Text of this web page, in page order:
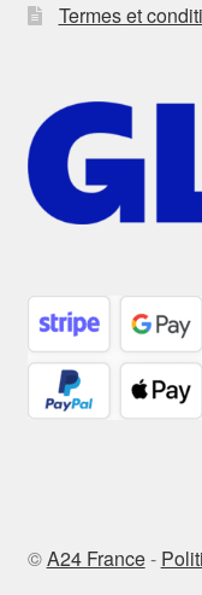
Termes et
©A24 France-